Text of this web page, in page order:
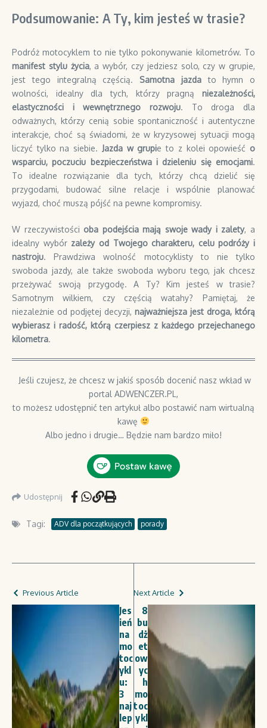
Podsumowanie: A Ty, kim jesteś w trasie?
Podróż motocyklem to nie tylko pokonywanie kilometrów. To
manifest stylu życia, a wybór, czy jedziesz solo, czy w grupie,
jest tego integralną częścią. Samotna jazdato hymn o
wolności, idealny dla tych, którzy pragną niezależności,
elastyczności i wewnętrznego rozwoju. To droga dla
odważnych, którzy cenią sobie spontaniczność i autentyczne
interakcje, choć są świadomi, że w kryzysowej sytuacji mogą
liczyć tylko na siebie. Jazda w grupie to z kolei opowieśćo
wsparciu, poczuciu bezpieczeństwa i dzieleniu się emocjami.
To idealne rozwiązanie dla tych, którzy chcą dzielić się
przygodami, budować silne relacje i wspólnie planować
wyjazd, choć muszą pójść na pewne kompromisy.
W rzeczywistościoba podejścia mają swoje wady i zalety, a
idealny wybór zależy od Twojego charakteru, celu podróży i
nastroju. Prawdziwa wolność motocyklisty to nie tylko
swoboda jazdy, ale także swoboda wyboru tego, jak chcesz
przeżywać swoją przygodę. A Ty? Kim jesteś w trasie?
Samotnym wilkiem, czy częścią watahy? Pamiętaj, że
niezależnie od podjętej decyzji, najważniejsza jest droga, którą
wybierasz i radość, którą czerpiesz z każdego przejechanego
kilometra.
Jeśli czujesz, że chcesz w jakiś sposób docenić nasz wkład w
portal ADWENCZER.PL,
to możesz udostępnić ten artykuł albo postawić nam wirtualną
kawę
Albo jedno i drugie… Będzie nam bardzo miło!
Udostępnij
Tagi: ADV dla początkujących porady
Previous Article
Jes
ień
na
mo
toc
ykl
u:
3
naj
lep
Next Article
8
bu
dż
et
ow
yc
h
mo
toc
ykl